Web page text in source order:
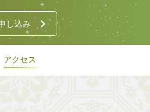
し込み
アクセス